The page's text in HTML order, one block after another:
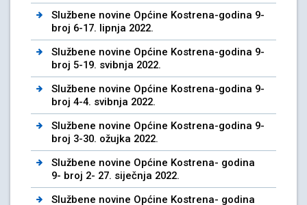
Službene novine Općine Kostrena-godina 9-
broj 6-17. lipnja 2022.
Službene novine Općine Kostrena-godina 9-
broj 5-19. svibnja 2022.
Službene novine Općine Kostrena-godina 9-
broj 4-4. svibnja 2022.
Službene novine Općine Kostrena-godina 9-
broj 3-30. ožujka 2022.
Službene novine Općine Kostrena- godina
9- broj 2- 27. siječnja 2022.
Službene novine Općine Kostrena- godina